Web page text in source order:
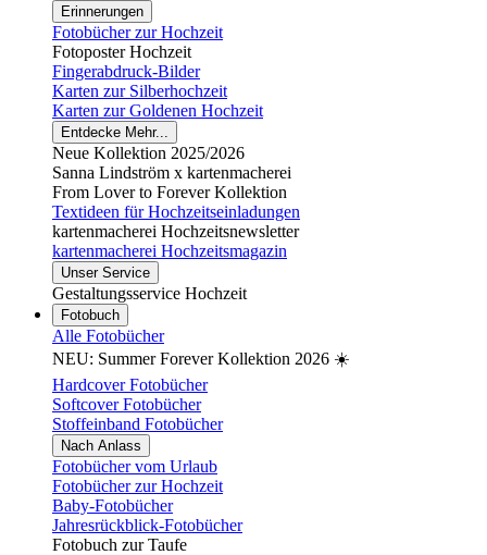
Erinnerungen
Fotobücher zur Hochzeit
Fotoposter Hochzeit
Fingerabdruck-Bilder
Karten zur Silberhochzeit
Karten zur Goldenen Hochzeit
Entdecke Mehr...
Neue Kollektion 2025/2026
Sanna Lindström x kartenmacherei
From Lover to Forever Kollektion
Textideen für Hochzeitseinladungen
kartenmacherei Hochzeitsnewsletter
kartenmacherei Hochzeitsmagazin
Unser Service
Gestaltungsservice Hochzeit
Fotobuch
Alle Fotobücher
NEU: Summer Forever Kollektion 2026 ☀️
Hardcover Fotobücher
Softcover Fotobücher
Stoffeinband Fotobücher
Nach Anlass
Fotobücher vom Urlaub
Fotobücher zur Hochzeit
Baby-Fotobücher
Jahresrückblick-Fotobücher
Fotobuch zur Taufe